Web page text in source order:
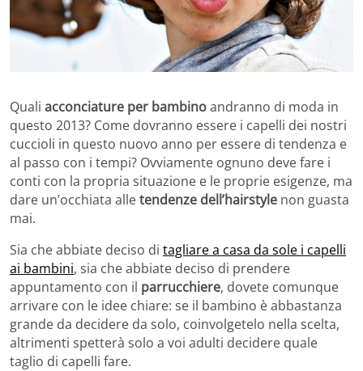
Quali acconciature per bambinoandranno di moda in
questo 2013? Come dovranno essere i capelli dei nostri
cuccioli in questo nuovo anno per essere di tendenza e
al passo con i tempi? Ovviamente ognuno deve fare i
conti con la propria situazione e le proprie esigenze, ma
dare un’occhiata alletendenze dell’hairstyle non guasta
mai.
Sia che abbiate deciso di tagliare a casa da sole i capelli
ai bambini, sia che abbiate deciso di prendere
appuntamento con il parrucchiere, dovete comunque
arrivare con le idee chiare: se il bambino è abbastanza
grande da decidere da solo, coinvolgetelo nella scelta,
altrimenti spetterà solo a voi adulti decidere quale
taglio di capelli fare.